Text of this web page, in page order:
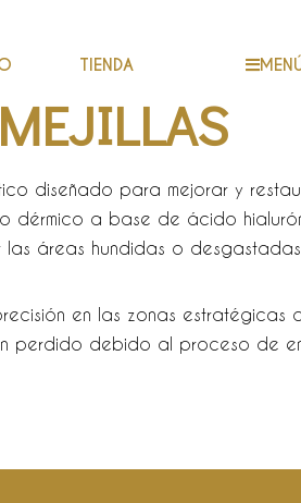
TIENDA
diseñado para mejorar y
dérmico a base de ácido
áreas hundidas o desgastadas
en las zonas estratégicas
perdido debido al proceso de